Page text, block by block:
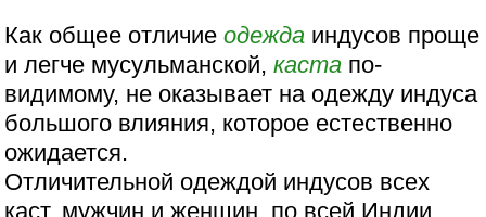
Как общее отличиеодежда индусов проще
и легче мусульманской,каста по-
видимому, не оказывает на одежду индуса
большого влияния, которое естественно
ожидается.
Отличительной одеждой индусов всех
каст, мужчин и женщин, по всей Индии